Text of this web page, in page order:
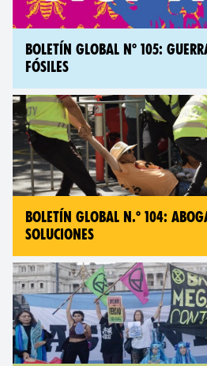
BOLETÍN GLOBAL N° 105:
FÓSILES
BOLETÍN GLOBAL N.° 104:
SOLUCIONES